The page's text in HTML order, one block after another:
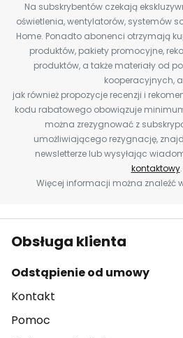
Na subskrybentów czekają
oświetlenia, wentylatorów, systemów
Home. Ponadto abonenci otrzymają
produktów, pakiety promocyjne,
produktów, a także materiały od
kooperacyjnych,
jak również propozycje recenzji i
kodu rabatowego obowiązuje
można zrezygnować z
umożliwiającego rezygnację,
newsletterze lub wysyłając
kontaktowy.
Więcej informacji można znaleźć
Obsługa klienta
Odstąpienie od umowy
Kontakt
Pomoc